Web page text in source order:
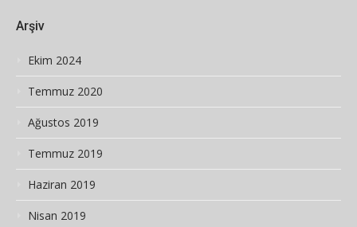
Arşiv
Ekim 2024
Temmuz 2020
Ağustos 2019
Temmuz 2019
Haziran 2019
Nisan 2019